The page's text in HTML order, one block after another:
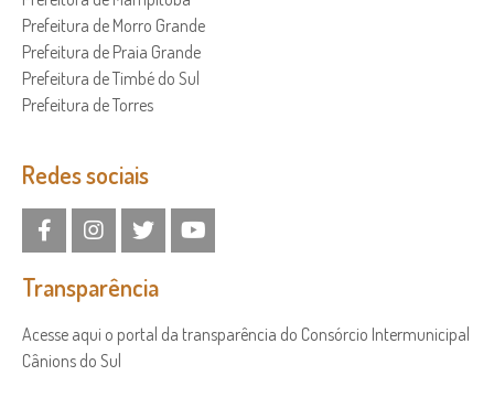
Prefeitura de Morro Grande
Prefeitura de Praia Grande
Prefeitura de Timbé do Sul
Prefeitura de Torres
Redes sociais
Transparência
Acesse aqui o portal da transparência do Consórcio Intermunicipal
Cânions do Sul